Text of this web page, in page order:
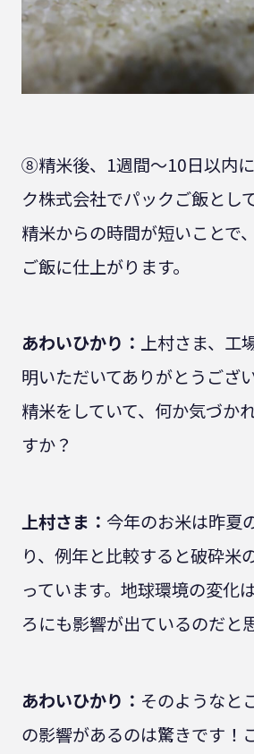
⑧精米後、1週間～10日以内
ク株式会社でパックご飯とし
精米からの時間が短いことで
ご飯に仕上がります。
あわいひかり： 上村さま、工
明いただいてありがとうござい
精米をしていて、何か気づか
すか？
上村さま： 今年のお米は昨夏
り、例年と比較すると破砕米
っています。地球環境の変化
ろにも影響が出ているのだと
あわいひかり： そのようなと
の影響があるのは驚きです！